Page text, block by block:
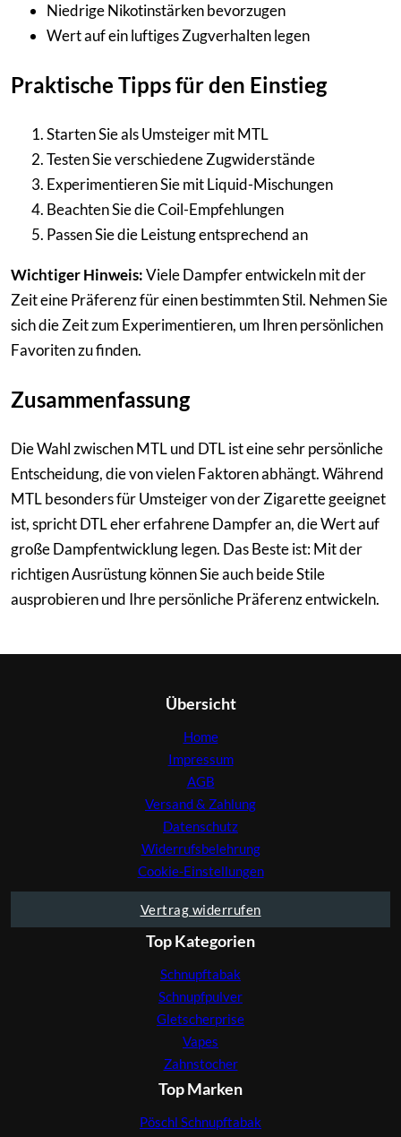
Niedrige Nikotinstärken bevorzugen
Wert auf ein luftiges Zugverhalten legen
Praktische Tipps für den Einstieg
Starten Sie als Umsteiger mit MTL
Testen Sie verschiedene Zugwiderstände
Experimentieren Sie mit Liquid-Mischungen
Beachten Sie die Coil-Empfehlungen
Passen Sie die Leistung entsprechend an
Wichtiger Hinweis:Viele Dampfer entwickeln mit der
Zeit eine Präferenz für einen bestimmten Stil. Nehmen Sie
sich die Zeit zum Experimentieren, um Ihren persönlichen
Favoriten zu finden.
Zusammenfassung
Die Wahl zwischen MTL und DTL ist eine sehr persönliche
Entscheidung, die von vielen Faktoren abhängt. Während
MTL besonders für Umsteiger von der Zigarette geeignet
ist, spricht DTL eher erfahrene Dampfer an, die Wert auf
große Dampfentwicklung legen. Das Beste ist: Mit der
richtigen Ausrüstung können Sie auch beide Stile
ausprobieren und Ihre persönliche Präferenz entwickeln.
Übersicht
Home
Impressum
AGB
Versand & Zahlung
Datenschutz
Widerrufsbelehrung
Cookie-Einstellungen
Vertrag widerrufen
Top Kategorien
Schnupftabak
Schnupfpulver
Gletscherprise
Vapes
Zahnstocher
Top Marken
Pöschl Schnupftabak